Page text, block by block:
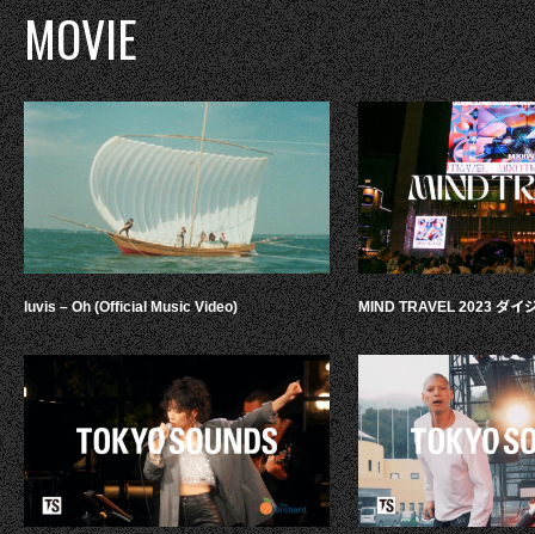
MOVIE
luvis – Oh (Official Music Video) MIND TRAVEL 2023 ダイ